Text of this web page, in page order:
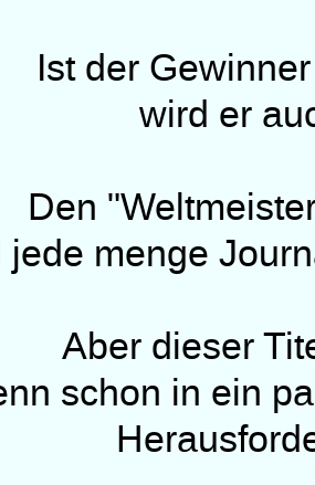
Ist der
wird er
Den
jede menge
Aber dieser
schon in ein